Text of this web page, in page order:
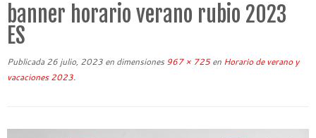
banner horario verano rubio 2023
ES
Publicada 26 julio, 2023 en dimensiones 967 × 725en Horario de verano y
vacaciones 2023.